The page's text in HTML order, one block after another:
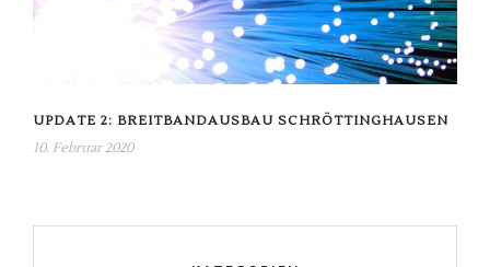
UPDATE 2: BREITBANDAUSBAU SCHRÖTTINGHAUSEN
10. Februar 2020